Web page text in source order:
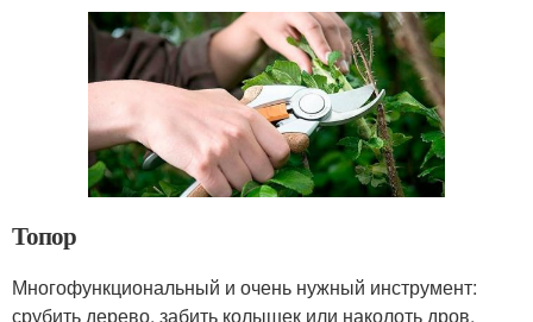
Топор
Многофункциональный и очень нужный инструмент:
срубить дерево, забить колышек или наколоть дров.